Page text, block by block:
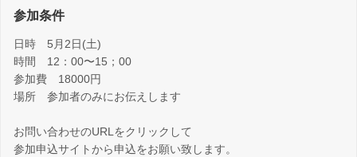
参加条件
日時 5月2日(土)
時間 12：00〜15；00
参加費 18000円
場所 参加者のみにお伝えします
お問い合わせのURLをクリックして
参加申込サイトから申込をお願い致します。